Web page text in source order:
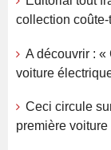
collection
A découvrir : «
voiture
Ceci circule
première